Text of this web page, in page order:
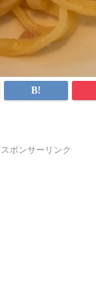
スポンサーリンク